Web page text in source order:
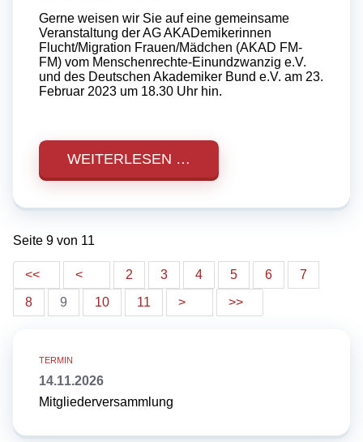
Gerne weisen wir Sie auf eine gemeinsame
Veranstaltung der AG AKADemikerinnen
Flucht/Migration Frauen/Mädchen (AKAD FM-
FM) vom Menschenrechte-Einundzwanzig e.V.
und des Deutschen Akademiker Bund e.V. am 23.
Februar 2023 um 18.30 Uhr hin.
WEITERLESEN …
Seite 9 von 11
2 3 4 5 6
7
8
9 10 11
14.11.2026
Mitgliederversammlung